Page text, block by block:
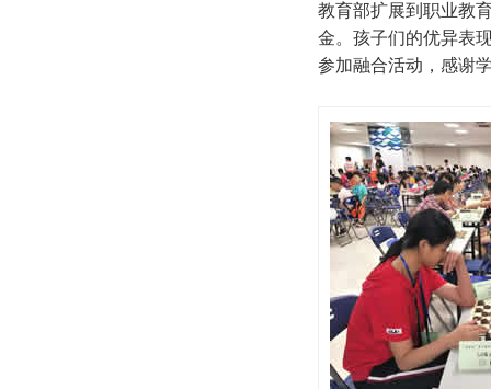
教育部扩展到职业教
金。孩子们的优异表
参加融合活动，感谢